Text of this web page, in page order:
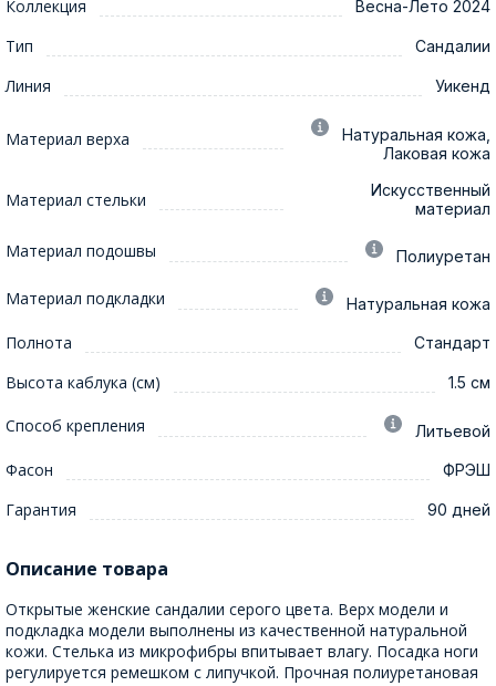
Коллекция Весна-Лето 2024
Тип Сандалии
Линия Уикенд
Материал верха
Натуральная кожа,
Лаковая кожа
Материал стельки
Искусственный
материал
Материал подошвы Полиуретан
Материал подкладки Натуральная кожа
Полнота Стандарт
Высота каблука (см) 1.5 см
Способ крепления Литьевой
Фасон ФРЭШ
Гарантия 90 дней
Описание товара
Открытые женские сандалии серого цвета. Верх модели и
подкладка модели выполнены из качественной натуральной
кожи. Стелька из микрофибры впитывает влагу. Посадка ноги
регулируется ремешком с липучкой. Прочная полиуретановая